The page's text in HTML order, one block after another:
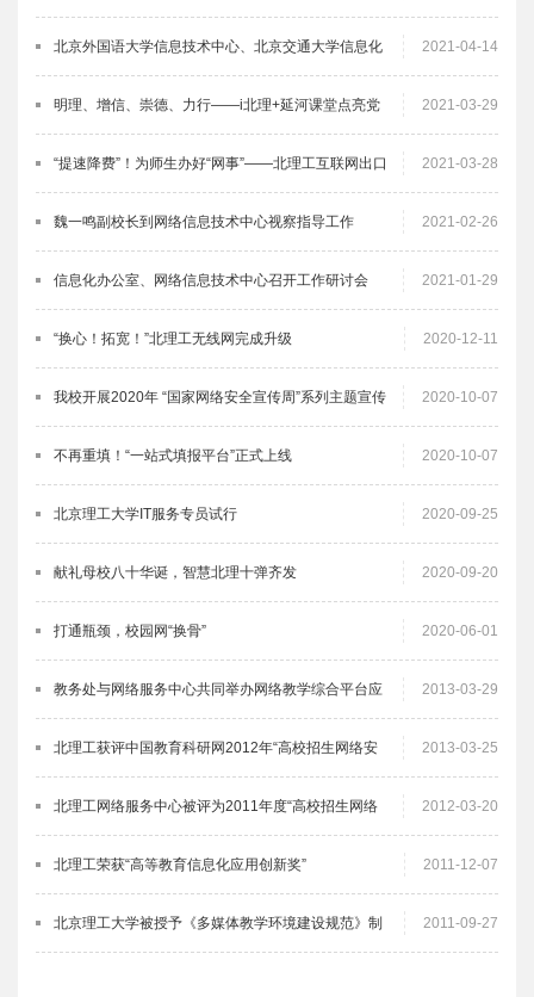
流 2021-04-14
北京外国语大学信息技术中心、北京交通大学信息化
办公室、信息中心来我校调研交流 2021-03-29
明理、增信、崇德、力行——i北理+延河课堂点亮党
史学习直播课堂 2021-03-28
“提速降费”！为师生办好“网事”——北理工互联网出口
流量正式迈入20G+时代 2021-02-26
魏一鸣副校长到网络信息技术中心视察指导工作
2021-01-29
信息化办公室、网络信息技术中心召开工作研讨会
2020-12-11
“换心！拓宽！”北理工无线网完成升级
2020-10-07
我校开展2020年 “国家网络安全宣传周”系列主题宣传
活动 2020-10-07
不再重填！“一站式填报平台”正式上线
2020-09-25
北京理工大学IT服务专员试行
2020-09-20
献礼母校八十华诞，智慧北理十弹齐发
2020-06-01
打通瓶颈，校园网“换骨”
2013-03-29
教务处与网络服务中心共同举办网络教学综合平台应
用培训 2013-03-25
北理工获评中国教育科研网2012年“高校招生网络安
全畅通工程”先进单位 2012-03-20
北理工网络服务中心被评为2011年度“高校招生网络
安全畅通工程”先进单 2011-12-07
北理工荣获“高等教育信息化应用创新奖”
2011-09-27
北京理工大学被授予《多媒体教学环境建设规范》制